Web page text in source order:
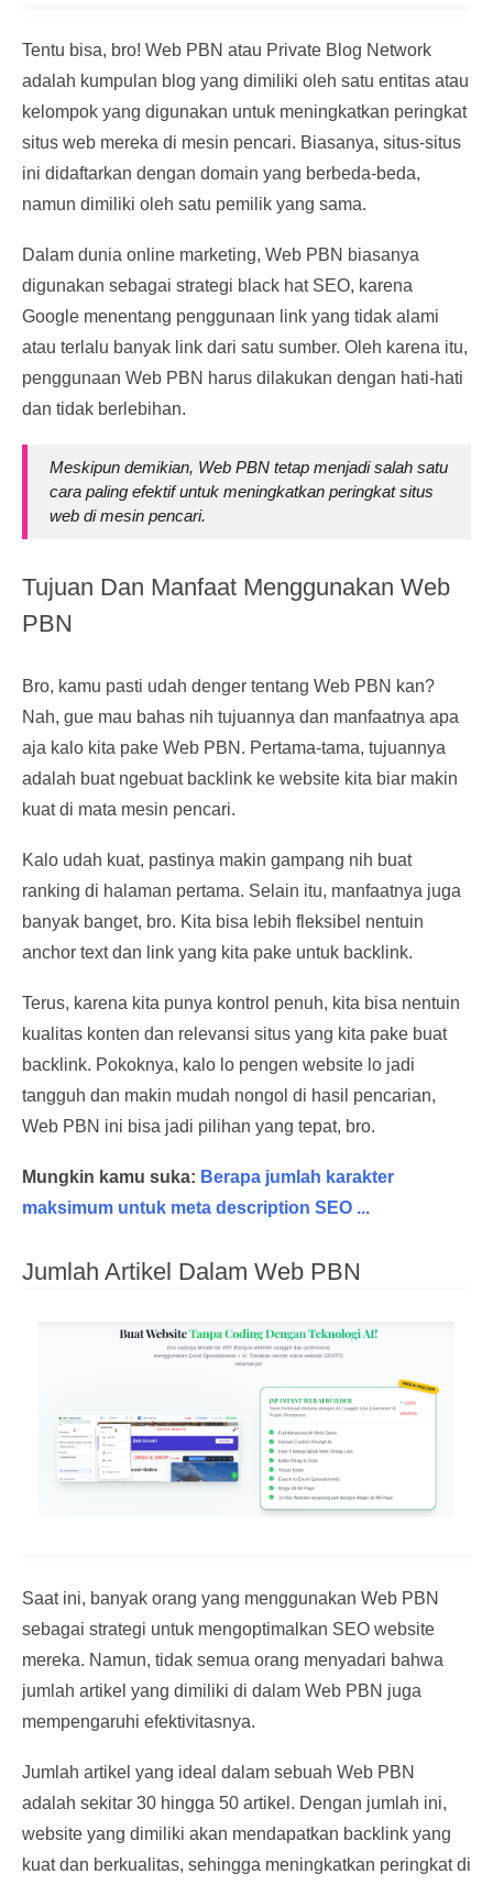
Tentu bisa, bro! Web PBN atau Private Blog Network
adalah kumpulan blog yang dimiliki oleh satu entitas atau
kelompok yang digunakan untuk meningkatkan peringkat
situs web mereka di mesin pencari. Biasanya, situs-situs
ini didaftarkan dengan domain yang berbeda-beda,
namun dimiliki oleh satu pemilik yang sama.
Dalam dunia online marketing, Web PBN biasanya
digunakan sebagai strategi black hat SEO, karena
Google menentang penggunaan link yang tidak alami
atau terlalu banyak link dari satu sumber. Oleh karena itu,
penggunaan Web PBN harus dilakukan dengan hati-hati
dan tidak berlebihan.
Meskipun demikian, Web PBN tetap menjadi salah satu
cara paling efektif untuk meningkatkan peringkat situs
web di mesin pencari.
Tujuan Dan Manfaat Menggunakan Web
PBN
Bro, kamu pasti udah denger tentang Web PBN kan?
Nah, gue mau bahas nih tujuannya dan manfaatnya apa
aja kalo kita pake Web PBN. Pertama-tama, tujuannya
adalah buat ngebuat backlink ke website kita biar makin
kuat di mata mesin pencari.
Kalo udah kuat, pastinya makin gampang nih buat
ranking di halaman pertama. Selain itu, manfaatnya juga
banyak banget, bro. Kita bisa lebih fleksibel nentuin
anchor text dan link yang kita pake untuk backlink.
Terus, karena kita punya kontrol penuh, kita bisa nentuin
kualitas konten dan relevansi situs yang kita pake buat
backlink. Pokoknya, kalo lo pengen website lo jadi
tangguh dan makin mudah nongol di hasil pencarian,
Web PBN ini bisa jadi pilihan yang tepat, bro.
Mungkin kamu suka: Berapa jumlah karakter
maksimum untuk meta description SEO ...
Jumlah Artikel Dalam Web PBN
Saat ini, banyak orang yang menggunakan Web PBN
sebagai strategi untuk mengoptimalkan SEO website
mereka. Namun, tidak semua orang menyadari bahwa
jumlah artikel yang dimiliki di dalam Web PBN juga
mempengaruhi efektivitasnya.
Jumlah artikel yang ideal dalam sebuah Web PBN
adalah sekitar 30 hingga 50 artikel. Dengan jumlah ini,
website yang dimiliki akan mendapatkan backlink yang
kuat dan berkualitas, sehingga meningkatkan peringkat di